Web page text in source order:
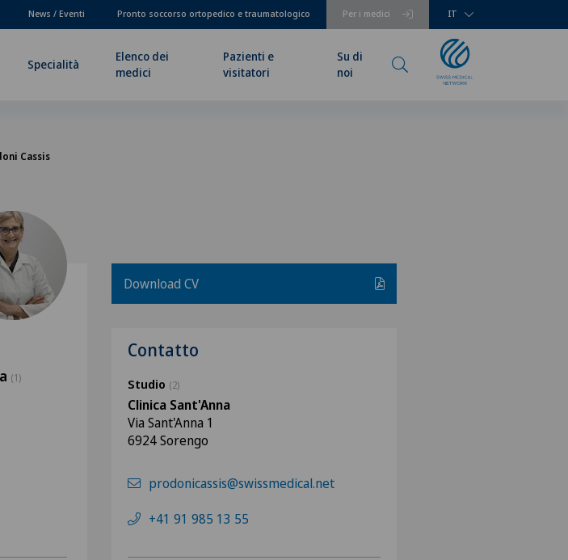
Per i medici
News / Eventi Pronto soccorso ortopedico e traumatologico IT
Specialità
Elenco dei
medici
Pazienti e
visitatori
Su di
noi
Cassis
(1)
Download CV
Contatto
Studio (2)
Clinica Sant'Anna
Via Sant'Anna 1
6924 Sorengo
prodonicassis@swissmedical.net
+41 91 985 13 55